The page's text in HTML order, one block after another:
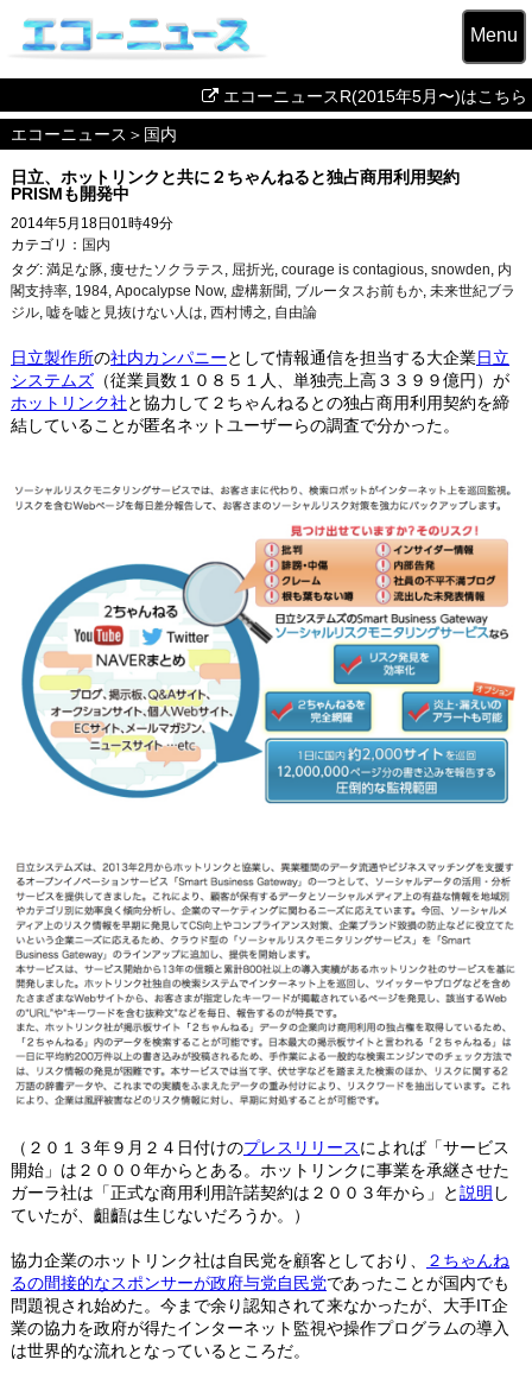
Menu
エコーニュースR(2015年5月〜)はこちら
エコーニュース ＞ 国内
日立、ホットリンクと共に２ちゃんねると独占商用利用契約
PRISMも開発中
2014年5月18日01時49分
カテゴリ： 国内
タグ: 満足な豚 痩せたソクラテス 屈折光 courage is contagious snowden 内
閣支持率 1984 Apocalypse Now, 虚構新聞 ブルータスお前もか 未来世紀ブラ
ジル 嘘を嘘と見抜けない人は 西村博之 自由論
日立製作所の社内カンパニーとして情報通信を担当する大企業日立
システムズ （従業員数１０８５１人、単独売上高３３９９億円）が
ホットリンク社と協力して２ちゃんねるとの独占商用利用契約を締
結していることが匿名ネットユーザーらの調査で分かった。
（２０１３年９月２４日付けのプレスリリースによれば「サービス
開始」は２０００年からとある。ホットリンクに事業を承継させた
ガーラ社は「正式な商用利用許諾契約は２００３年から」と説明 し
ていたが、齟齬は生じないだろうか。）
協力企業のホットリンク社は自民党を顧客としており、
２ちゃんね
るの間接的なスポンサーが政府与党自民党であったことが国内でも
問題視され始めた。今まで余り認知されて来なかったが、大手IT企
業の協力を政府が得たインターネット監視や操作プログラムの導入
は世界的な流れとなっているところだ。